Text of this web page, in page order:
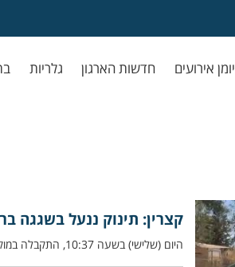
יומן אירועים חדשות הארגון גלריות
קצרין: תינוק ננעל בשגגה
היום (שלישי) בשעה 10:37, התקבלה במוקד ידידים, קריאה אודות תינוק כבן שנה שננעל בשגגה ברכב, במתחם עגלת הקפה ״בולה״ בקצרין.